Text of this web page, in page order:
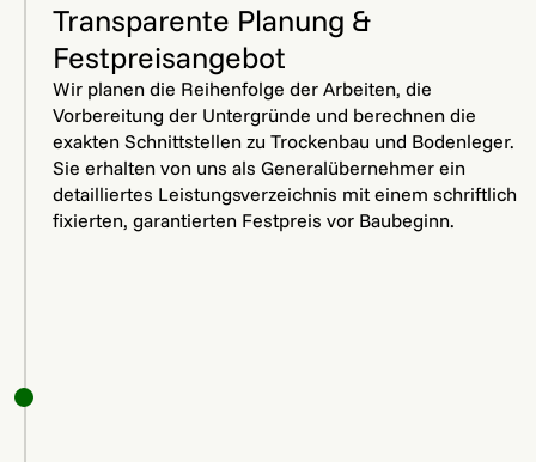
Transparente Planung &
Festpreisangebot
Wir planen die Reihenfolge der Arbeiten, die
Vorbereitung der Untergründe und berechnen die
exakten Schnittstellen zu Trockenbau und Bodenleger.
Sie erhalten von uns als Generalübernehmer ein
detailliertes Leistungsverzeichnis mit einem schriftlich
fixierten, garantierten Festpreis vor Baubeginn.